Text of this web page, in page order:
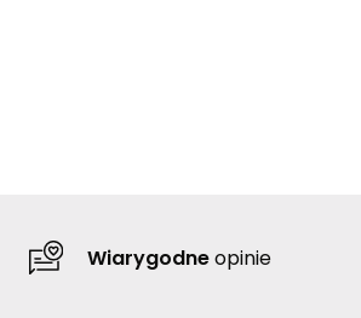
Wiarygodneopinie